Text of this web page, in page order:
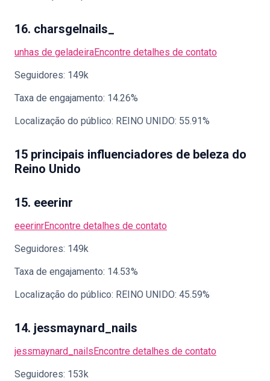
16. charsgelnails_
unhas de geladeiraEncontre detalhes de contato
Seguidores: 149k
Taxa de engajamento: 14.26%
Localização do público: REINO UNIDO: 55.91%
15 principais influenciadores de beleza do
Reino Unido
15. eeerinr
eeerinrEncontre detalhes de contato
Seguidores: 149k
Taxa de engajamento: 14.53%
Localização do público: REINO UNIDO: 45.59%
14. jessmaynard_nails
jessmaynard_nailsEncontre detalhes de contato
Seguidores: 153k